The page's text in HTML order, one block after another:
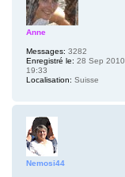
Anne
Messages: 3282
Enregistré le: 28 Sep
19:33
Localisation: Suisse
Nemosi44